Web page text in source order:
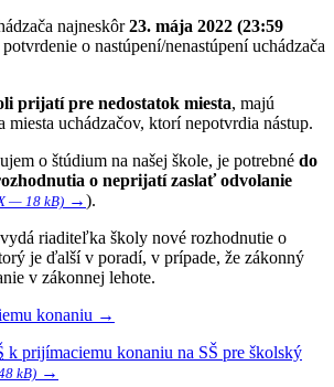
najneskôr23. mája 2022 (23:59
o nastúpení/nenastúpení uchádzača
prijatí pre nedostatok miesta, majú
uchádzačov, ktorí nepotvrdia nástup.
o štúdium na našej škole, je potrebné do
o neprijatí zaslať odvolanie
— 18 kB) →).
riaditeľka školy nové rozhodnutie o
je ďalší v poradí, v prípade, že zákonný
v zákonnej lehote.
konaniu →
k prijímaciemu konaniu na SŠ pre školský
kB) →